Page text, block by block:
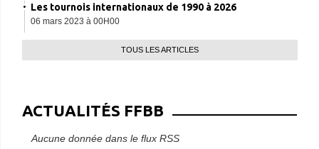
Les tournois internationaux de 1990 à 2026
06 mars 2023 à 00H00
TOUS LES ARTICLES
ACTUALITÉS FFBB
Aucune donnée dans le flux RSS